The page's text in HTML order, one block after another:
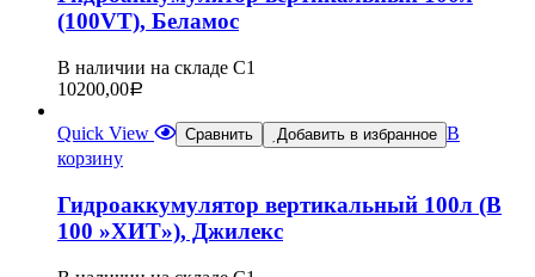
(100VT), Беламос
В наличии на складе С1
10200,00Р
Quick View Сравнить Добавить в избранное В
корзину
Гидроаккумулятор вертикальный 100л (В
100 »ХИТ»), Джилекс